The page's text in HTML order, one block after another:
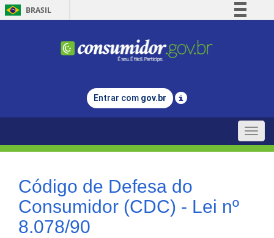
BRASIL
Comunica BR
Legislação
Entrar com gov.br
Toggle
Código de Defesa do
Consumidor (CDC) - Lei nº
8.078/90